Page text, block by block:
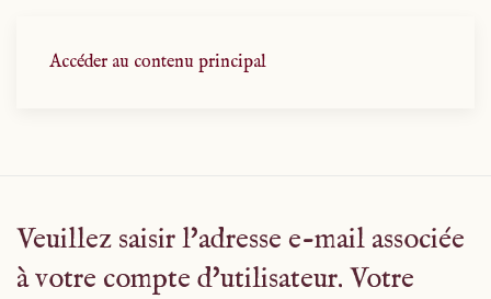
Accéder au contenu principal
Veuillez saisir l'adresse e-mail associée
à votre compte d'utilisateur. Votre